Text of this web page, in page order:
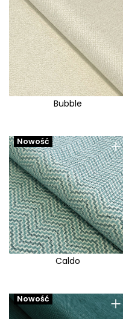
Bubble
+
Nowość
Caldo
+
Nowość